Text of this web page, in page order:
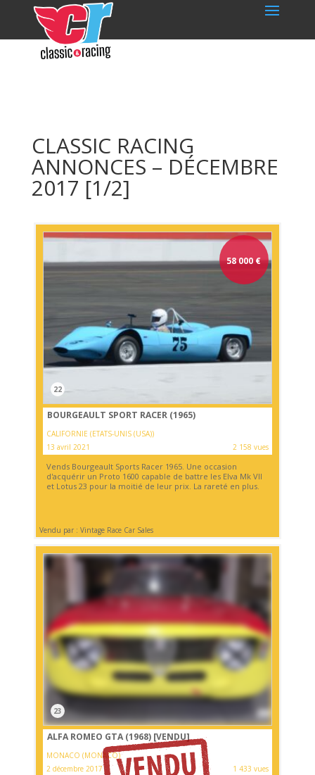
CLASSIC RACING
ANNONCES – DÉCEMBRE
2017 [1/2]
58 000€
22
BOURGEAULT SPORT RACER (1965)
CALIFORNIE (ETATS-UNIS (USA))
13 avril 2021
2 158 vues
Vends Bourgeault Sports Racer 1965. Une occasion
d'acquérir un Proto 1600 capable de battre les Elva Mk VII
et Lotus 23 pour la moitié de leur prix. La rareté en plus.
Vendu par : Vintage Race Car Sales
23
ALFA ROMEO GTA (1968) [VENDU]
MONACO (MONACO)
2 décembre 2017
1 433 vues